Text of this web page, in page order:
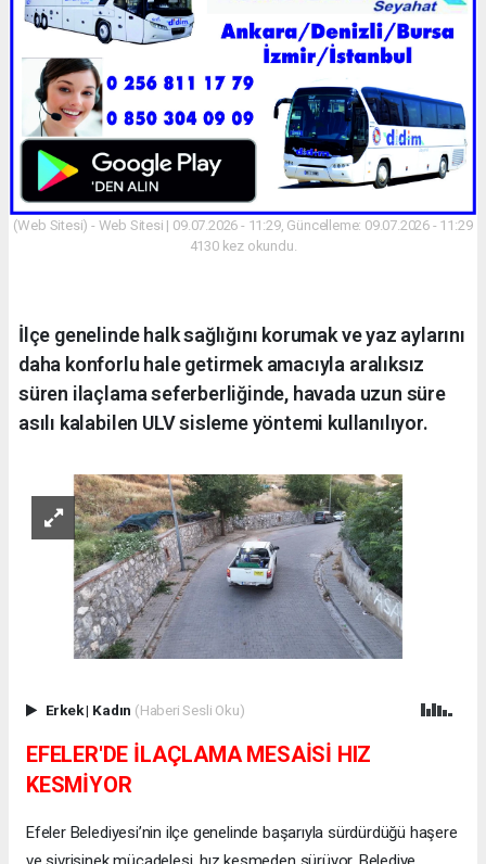
(Web Sitesi) - Web Sitesi | 09.07.2026 - 11:29, Güncelleme: 09.07.2026 - 11:29
4130 kez okundu.
İlçe genelinde halk sağlığını korumak ve yaz aylarını
daha konforlu hale getirmek amacıyla aralıksız
süren ilaçlama seferberliğinde, havada uzun süre
asılı kalabilen ULV sisleme yöntemi kullanılıyor.
Erkek| Kadın (Haberi Sesli Oku)
EFELER'DE İLAÇLAMA MESAİSİ HIZ
KESMİYOR
Efeler Belediyesi’nin ilçe genelinde başarıyla sürdürdüğü haşere